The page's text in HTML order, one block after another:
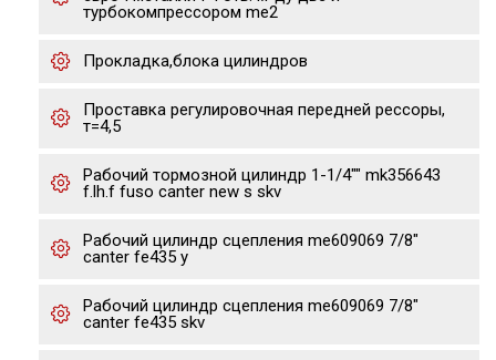
турбокомпрессором me2
Прокладка,блока цилиндров
Проставка регулировочная передней рессоры,
т=4,5
Рабочий тормозной цилиндр 1-1/4"" mk356643
f.lh.f fuso canter new s skv
Рабочий цилиндр сцепления me609069 7/8"
canter fe435 y
Рабочий цилиндр сцепления me609069 7/8"
canter fe435 skv